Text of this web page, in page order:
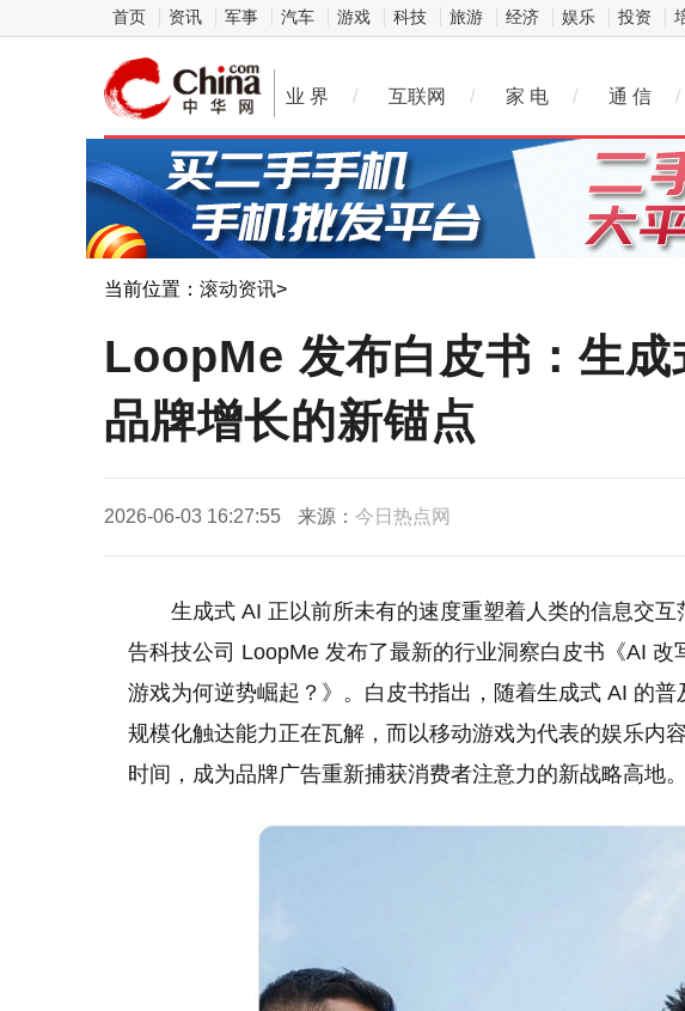
首页 资讯 军事 汽车 游戏 科技 旅游 经济 娱乐 投资
业 界 / 互联网 / 家 电 / 通 信 /
当前位置： 滚动资讯>
LoopMe 发布白皮书：生
品牌增长的新锚点
2026-06-03 16:27:55 来源： 今日热点网
生成式 AI 正以前所未有的速度重塑着人类的信息交
告科技公司 LoopMe 发布了最新的行业洞察白皮书《AI
游戏为何逆势崛起？》。白皮书指出，随着生成式 AI 的普
规模化触达能力正在瓦解，而以移动游戏为代表的娱乐内
时间，成为品牌广告重新捕获消费者注意力的新战略高地。